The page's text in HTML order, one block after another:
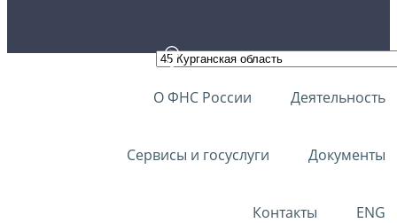
О ФНС России Деятельность
Сервисы и госуслуги Документы
Контакты ENG